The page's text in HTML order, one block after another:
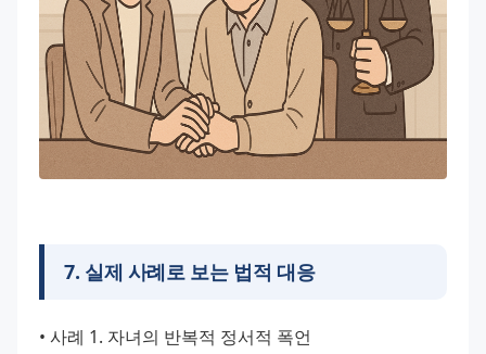
7. 실제 사례로 보는 법적 대응
• 사례 1. 자녀의 반복적 정서적 폭언